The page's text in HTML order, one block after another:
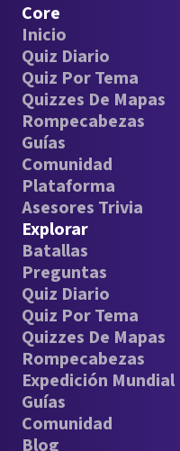
Core
Inicio
Quiz Diario
Quiz Por Tema
Quizzes De Mapas
Rompecabezas
Guías
Comunidad
Plataforma
Asesores Trivia
Explorar
Batallas
Preguntas
Quiz Diario
Quiz Por Tema
Quizzes De Mapas
Rompecabezas
Expedición Mundial
Guías
Comunidad
Blog